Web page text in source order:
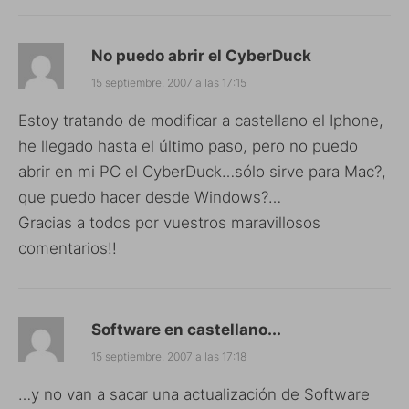
No puedo abrir el CyberDuck
15 septiembre, 2007 a las 17:15
Estoy tratando de modificar a castellano el Iphone,
he llegado hasta el último paso, pero no puedo
abrir en mi PC el CyberDuck…sólo sirve para Mac?,
que puedo hacer desde Windows?…
Gracias a todos por vuestros maravillosos
comentarios!!
Software en castellano...
15 septiembre, 2007 a las 17:18
…y no van a sacar una actualización de Software